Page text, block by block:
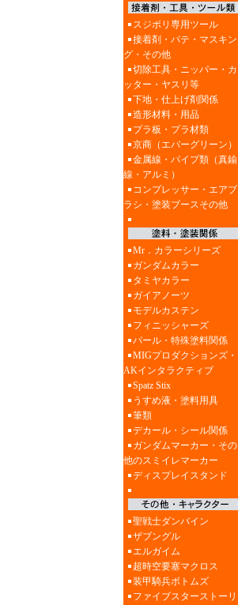
スジボリ専用ツール
接着剤・パテ・マスキン
グ・その他
切除工具・ニッパー・カ
ッター・ヤスリ等
下地・仕上げ剤関係
造形材料・用品
プラ板・プラ材類
京商（エバーグリーン）
金属線・パイプ類（真鍮
線・アルミ）
コンプレッサー・エアブ
ラシ・塗装ブースその他
Mr．カラーシリーズ
ガンダムカラー
タミヤカラー
ガイアノーツ
モデルカステン
フィニッシャーズ
パール・特殊塗料関係
MIGプロダクションズ・
AKインタラクティブ
Spatz Stix
うすめ液・塗料用具
筆類
デカール・シール関係
ガンダムマーカー・その
他のスミイレマーカー
ディスプレイスタンド
聖戦士ダンバイン
ザブングル
エルガイム
超時空要塞マクロス
装甲騎兵ボトムズ
ファイブスターストーリ